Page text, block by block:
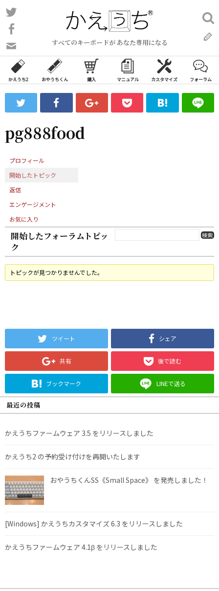
コ
ン
ン
ツ
ス
ッ
すべてのキーボードが あなた専用になる
い
合
わ
フ
ォ
ム
検
索:
かえうち2 おやうちくん 購入 マニュアル カスタマイズ フォーラム
pg888food
プロフィール
開始したトピック
返信
エンゲージメント
お気に入り
開始したフォーラムトピッ
ク
トピックが見つかりませんでした。
ツイート シェア
共有 後で読む
ブックマーク LINEで送る
最近の投稿
かえうちファームウェア 3.5 をリリースしました
かえうち2 の予約受け付けを再開いたします
おやうちくんSS《Small Space》 を発売しました！
[Windows] かえうちカスタマイズ 6.3 をリリースしました
かえうちファームウェア 4.1β をリリースしました